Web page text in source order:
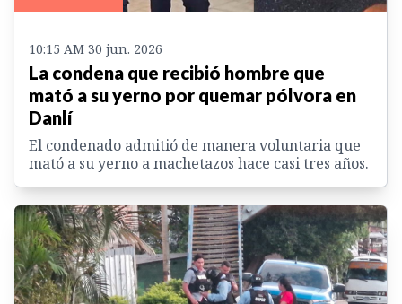
10:15 AM 30 jun. 2026
La condena que recibió hombre que
mató a su yerno por quemar pólvora en
Danlí
El condenado admitió de manera voluntaria que
mató a su yerno a machetazos hace casi tres años.